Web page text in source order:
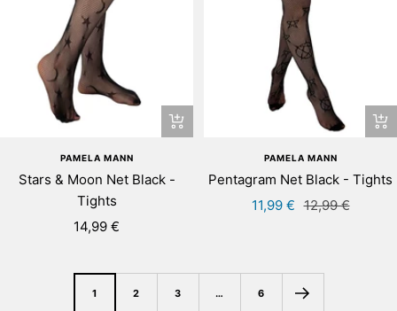
+
PAMELA MANN
Stars & Moon Net Black -
Tights
Rea-
14,99 €
+
till
PAMELA MANN
Pentagram Net Black - Tights
Rea-
11,99 € Pris
12,99 €
1 2 3 … 6